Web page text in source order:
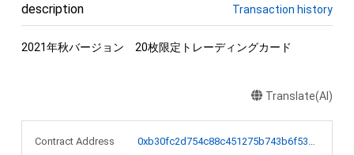
description Transaction history
2021年秋バージョン　20枚限定トレーディングカード
Translate(AI)
Contract Address